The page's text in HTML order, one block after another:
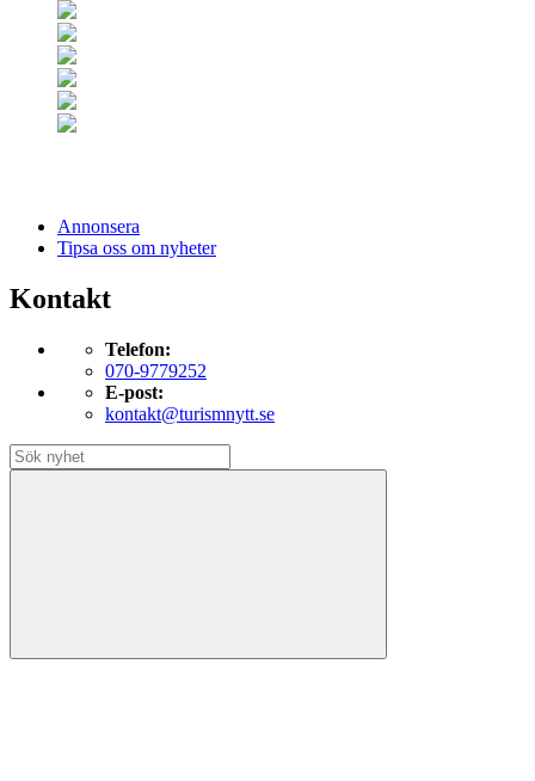
Annonsera
Tipsa oss om nyheter
Kontakt
Telefon:
070-9779252
E-post:
kontakt@turismnytt.se